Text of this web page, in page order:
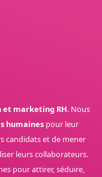
et marketing RH. Nous
humaines pour leur
candidats et de mener
leurs collaborateurs.
pour attirer, séduire,